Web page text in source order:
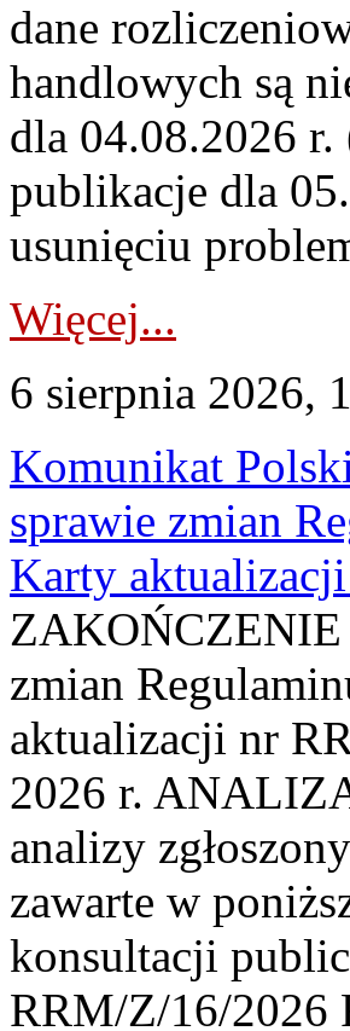
dane
handlowych są
dla 04.08.2026
publikacje dla
usunięciu
Więcej...
6 sierpnia 2026,
Komunikat
sprawie zmian
Karty
ZAKOŃCZENIE
zmian
aktualizacji nr
2026 r.
analizy
zawarte w
konsultacji
RRM/Z/16/2026